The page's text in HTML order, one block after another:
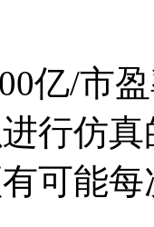
亿/市
行仿
可能